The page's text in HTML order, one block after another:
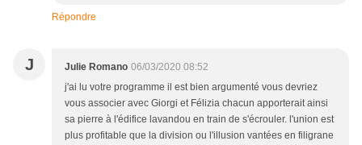
Répondre
J Julie Romano 06/03/2020 08:52
j'ai lu votre programme il est bien argumenté vous devriez
vous associer avec Giorgi et Félizia chacun apporterait ainsi
sa pierre à l'édifice lavandou en train de s'écrouler. l'union est
plus profitable que la division ou l'illusion vantées en filigrane